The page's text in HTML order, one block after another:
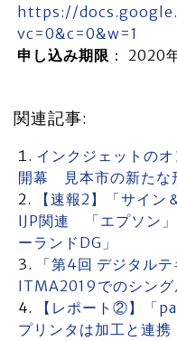
https://
vc=0&c=0&w=1
申し込み期限 ： 2020
関連記事:
インクジェットの
開幕 見本市の新た
【速報2】「サイ
IJP関連 「エプソン
ーランドDG」
「第4回 デジタル
ITMA2019でのシング
【レポート②】「
プリンタは加工と連